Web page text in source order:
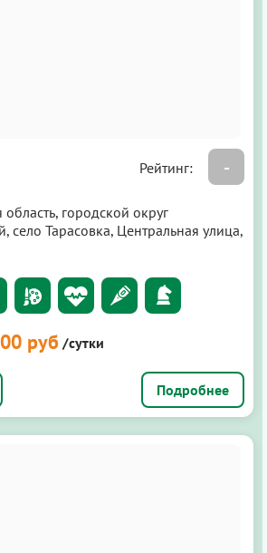
Рейтинг: -
городской округ
село Тарасовка, Центральная улица,
руб /сутки
Подробнее